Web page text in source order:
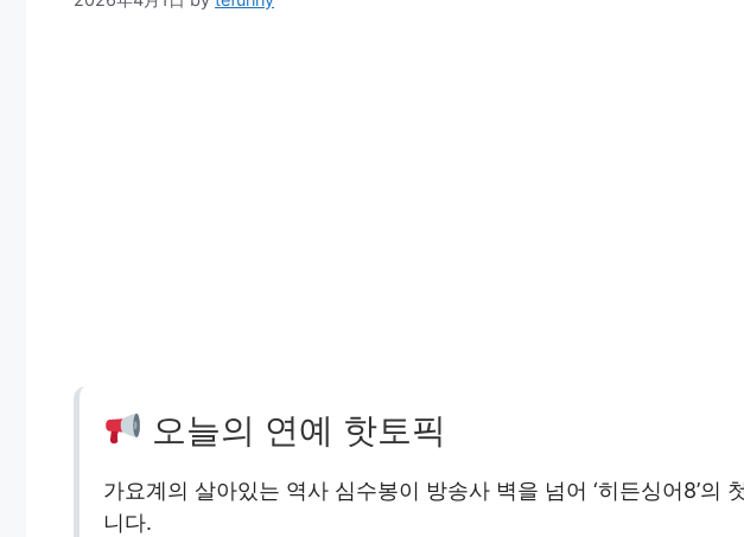
오늘의 연예 핫토픽
가요계의 살아있는 역사 심수봉이 방송사 벽을 넘어 ‘히든싱어8’의
니다.